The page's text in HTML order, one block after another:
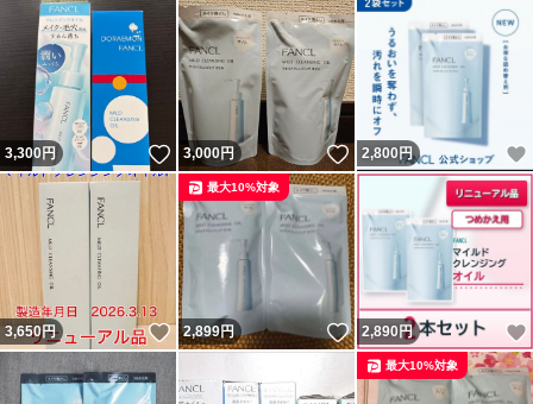
3,300円 いいね！
3,000円 いいね！
2,800 円
3,650円 いいね！
2,899円 いいね！
最大10%対象
2,890 円
最大10%対象